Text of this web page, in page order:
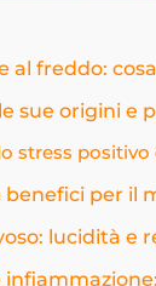
al freddo:
sue origini
stress positivo
benefici per il
lucidità e